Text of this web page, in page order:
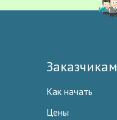
Заказчикам
Как начать
Цены